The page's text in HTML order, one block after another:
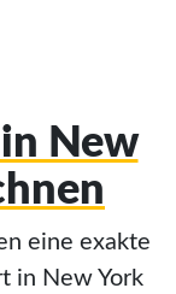
New
eine exakte
in New York